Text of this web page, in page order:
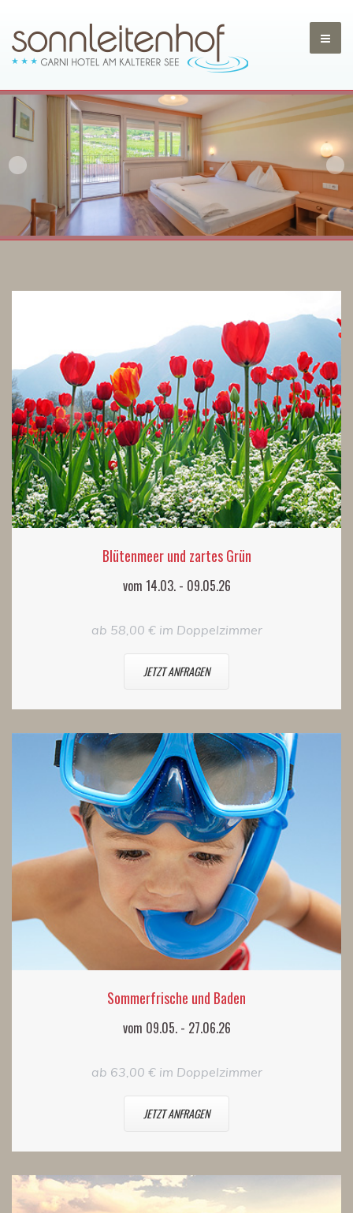
Blütenmeer und zartes Grün
vom 14.03. - 09.05.26
ab 58,00 € im Doppelzimmer
JETZT ANFRAGEN
Sommerfrische und Baden
vom 09.05. - 27.06.26
ab 63,00 € im Doppelzimmer
JETZT ANFRAGEN